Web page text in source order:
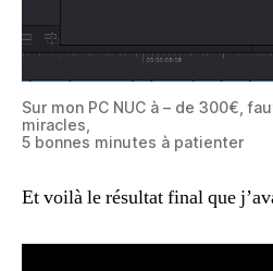
Sur mon PC NUC à – de 300€,
miracles,
5 bonnes minutes à patienter
Et voilà le résultat final que